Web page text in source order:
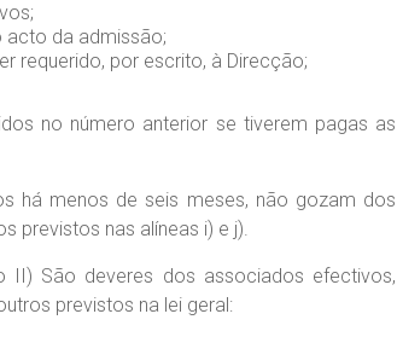
acto da admissão;
requerido, por escrito, à Direcção;
no número anterior se tiverem pagas as
há menos de seis meses, não gozam dos
previstos nas alíneas i) e j).
II) São deveres dos associados efectivos,
previstos na lei geral: